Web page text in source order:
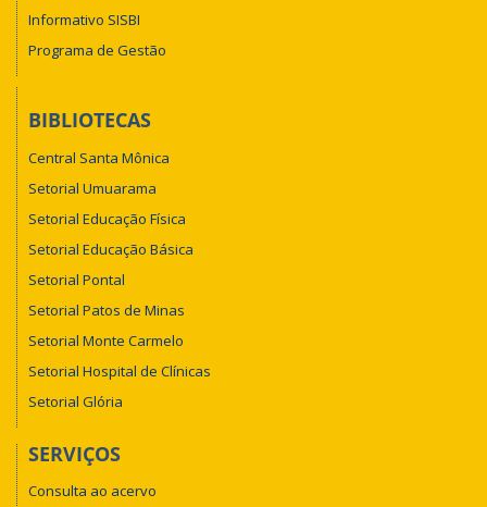
Informativo SISBI
Programa de Gestão
BIBLIOTECAS
Central Santa Mônica
Setorial Umuarama
Setorial Educação Física
Setorial Educação Básica
Setorial Pontal
Setorial Patos de Minas
Setorial Monte Carmelo
Setorial Hospital de Clínicas
Setorial Glória
SERVIÇOS
Consulta ao acervo